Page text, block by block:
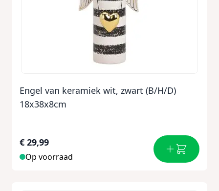
Engel van keramiek wit, zwart (B/H/D)
18x38x8cm
€ 29,99
Op voorraad